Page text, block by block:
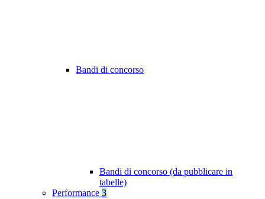
Bandi di concorso
Bandi di concorso (da pubblicare in
tabelle)
Performance 3